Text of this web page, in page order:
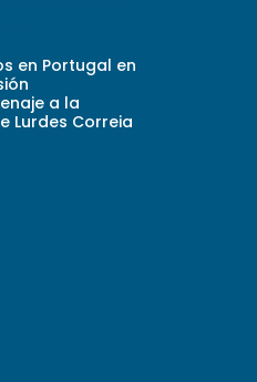
en Portugal en
a la
Lurdes Correia